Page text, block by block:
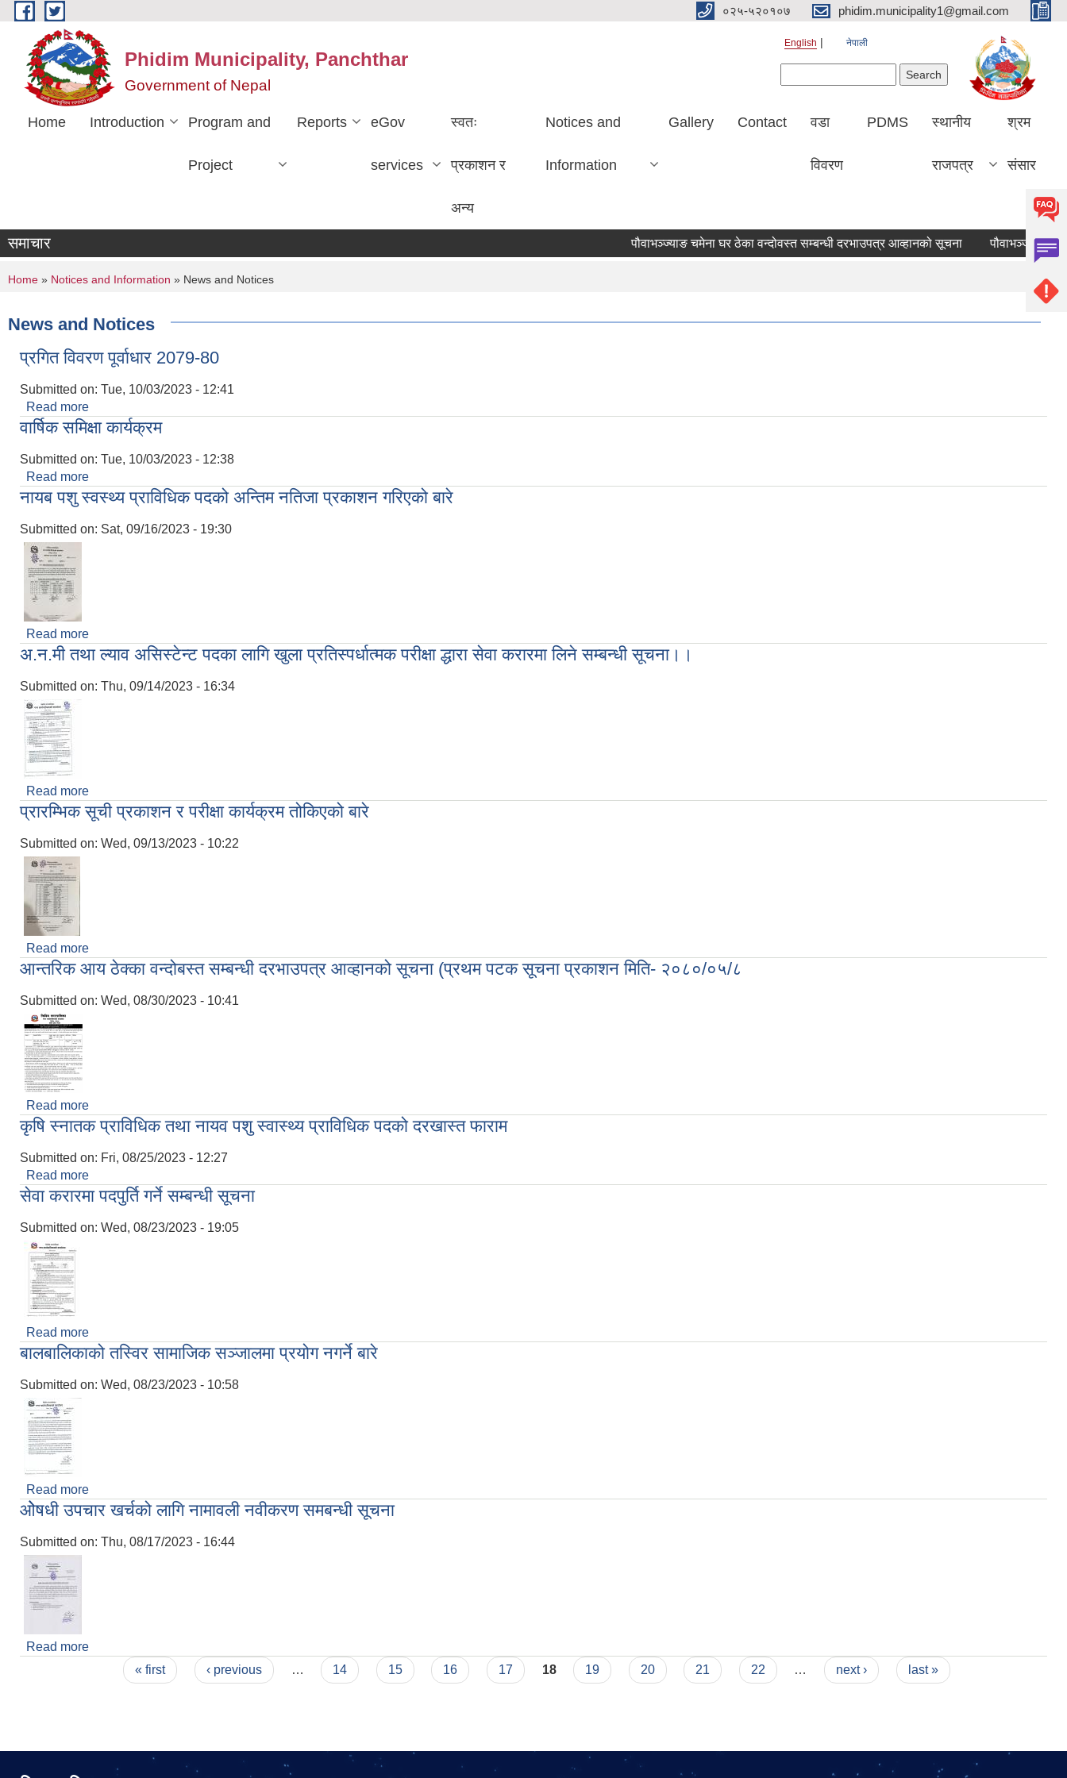
Skip to main content ०२५-५२०१०७ phidim.municipality1@gmail.com
Phidim Municipality, Panchthar
Government of Nepal
English नेपाली
Home Introduction Program and
Project
Reports eGov
services
स्वतः
प्रकाशन र
अन्य
Notices and
Information
Gallery Contact वडा
विवरण
PDMS स्थानीय
राजपत्र
श्रम
संसार
समाचार पौवाभञ्ज्याङ चमेना घर ठेका वन्दोवस्त सम्बन्धी दरभाउपत्र आव्हानको सूचना पौवाभञ्ज्याङ
You are here
Home » Notices and Information » News and Notices
News and Notices
प्रगित विवरण पूर्वाधार 2079-80
Submitted on: Tue, 10/03/2023 - 12:41
Read more
वार्षिक समिक्षा कार्यक्रम
Submitted on: Tue, 10/03/2023 - 12:38
Read more
नायब पशु स्वस्थ्य प्राविधिक पदको अन्तिम नतिजा प्रकाशन गरिएको बारे
Submitted on: Sat, 09/16/2023 - 19:30
Read more
अ.न.मी तथा ल्याव असिस्टेन्ट पदका लागि खुला प्रतिस्पर्धात्मक परीक्षा द्धारा सेवा करारमा लिने सम्बन्धी सूचना।।
Submitted on: Thu, 09/14/2023 - 16:34
Read more
प्रारम्भिक सूची प्रकाशन र परीक्षा कार्यक्रम तोकिएको बारे
Submitted on: Wed, 09/13/2023 - 10:22
Read more
आन्तरिक आय ठेक्का वन्दोबस्त सम्बन्धी दरभाउपत्र आव्हानको सूचना (प्रथम पटक सूचना प्रकाशन मिति- २०८०/०५/८
Submitted on: Wed, 08/30/2023 - 10:41
Read more
कृषि स्नातक प्राविधिक तथा नायव पशु स्वास्थ्य प्राविधिक पदको दरखास्त फाराम
Submitted on: Fri, 08/25/2023 - 12:27
Read more
सेवा करारमा पदपुर्ति गर्ने सम्बन्धी सूचना
Submitted on: Wed, 08/23/2023 - 19:05
Read more
बालबालिकाको तस्विर सामाजिक सञ्जालमा प्रयोग नगर्ने बारे
Submitted on: Wed, 08/23/2023 - 10:58
Read more
ओेषधी उपचार खर्चको लागि नामावली नवीकरण समब‍न्धी सूचना
Submitted on: Thu, 08/17/2023 - 16:44
Read more
« first ‹ previous … 14 15 16 17 18 19 20 21 22 … next › last »